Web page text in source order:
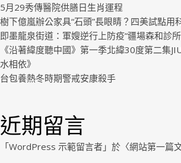
5月29秀傳醫院供膳日生肖運程
樹下億嵐辦公家具“石頭”長眼睛？四美試點用
即墨龍泉街道：軍嫂逆行上防疫“疆場森和診
《沿著緯度聽中國》第一季北緯30度第二集
水相依》
台包養熱冬時期警戒安康殺手
近期留言
「WordPress 示範留言者 」於〈網站第一篇